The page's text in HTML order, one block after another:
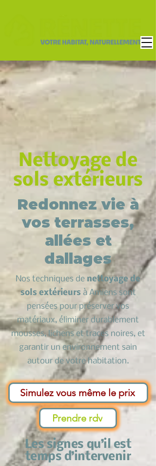
Nettoyage de
sols extérieurs
Redonnez vie à
vos terrasses,
allées et
dallages
Nos techniques de nettoyage de
sols extérieurs à Amiens sont
pensées pour préserver vos
matériaux, éliminer durablement
mousses, lichens et traces noires, et
garantir un environnement sain
autour de votre habitation.
Simulez vous même le prix
Prendre rdv
Les signes qu’il est
temps d’intervenir